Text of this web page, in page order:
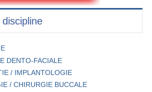
DENTO-FACIALE
/ IMPLANTOLOGIE
/ CHIRURGIE BUCCALE